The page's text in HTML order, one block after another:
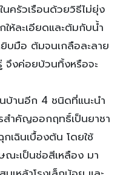
นครัวเรือนด้วยวิธีไม่ยุ่ง
ห้ละเอียดและต้มกับน้ำ
บมือ ต้มจนเกลือละลาย
จึงค่อยบ้วนทิ้งหรือจะ
นอีก 4 ชนิดที่แนะนำ
ำคัญออกฤทธิ์เป็นยาชา
เฉินเบื้องต้น โดยใช้
ะเป็นช่อสีเหลือง มา